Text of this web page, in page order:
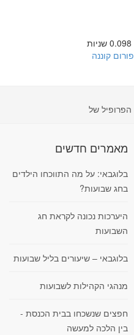
פורום קוננה
הפרופיל של
מאמרים חדשים
בלוגבאי: על מה התווכחו הילדים
בחג שבועות?
היערכות נכונה לקראת חג
השבועות
בלוגבאי – שיעורים בליל שבועות
מנהגי הקהילות לשבועות
חפצים שנשכחו בבית הכנסת -
בין הלכה למעשה